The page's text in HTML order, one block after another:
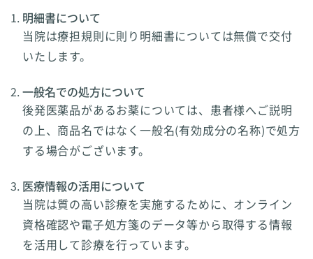
明細書について
当院は療担規則に則り明細書については無償で交付
いたします。
一般名での処方について
後発医薬品があるお薬については、患者様へご説明
の上、商品名ではなく一般名(有効成分の名称)で処方
する場合がございます。
医療情報の活用について
当院は質の高い診療を実施するために、オンライン
資格確認や電子処方箋のデータ等から取得する情報
を活用して診療を行っています。